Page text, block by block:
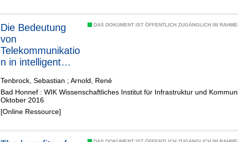
DAS DOKUMENT IST ÖFFENTLICH ZUGÄNGLICH IM
Die Bedeutung
von
Telekommunikatio
n in intelligent
Tenbrock, Sebastian ; Arnold, René
Bad Honnef : WIK Wissenschaftliches Institut für Infrastruktur und
Oktober 2016
[Online Ressource]